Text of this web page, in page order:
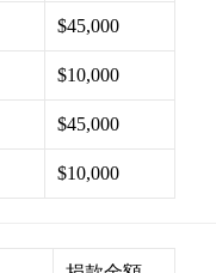
$45,000
$10,000
$45,000
$10,000